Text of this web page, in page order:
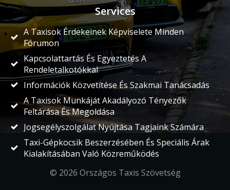
Services
A Taxisok Érdekeinek Képviselete Minden
Fórumon
Kapcsolattartás És Egyeztetés A
Rendeletalkotókkal
Információk Közvetítése És Szakmai Tanácsadás
A Taxisok Munkáját Akadályozó Tényezők
Feltárása És Megoldása
Jogsegélyszolgálat Nyújtása Tagjaink Számára
Taxi-Gépkocsik Beszerzésében És Speciális Árak
Kialakításában Való Közreműködés
© 2026 Országos Taxis Szövetség